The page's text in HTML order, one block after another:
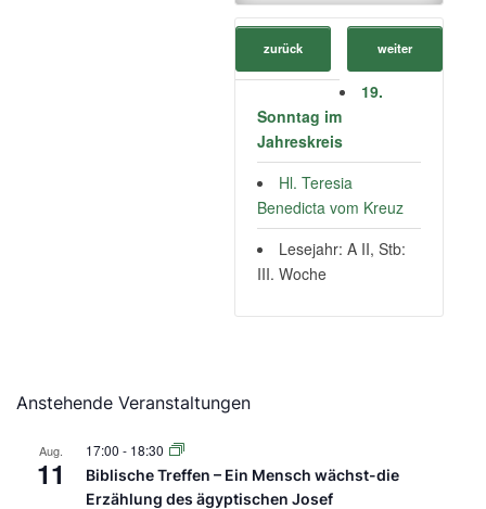
zurück weiter
19.
Sonntag im
Jahreskreis
Hl. Teresia
Benedicta vom Kreuz
Lesejahr: A II, Stb:
III. Woche
Anstehende Veranstaltungen
Aug.
11
17:00 - 18:30
Biblische Treffen – Ein Mensch wächst-die
Erzählung des ägyptischen Josef